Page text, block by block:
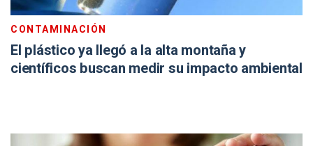
CONTAMINACIÓN
El plástico ya llegó a la alta montaña y
científicos buscan medir su impacto ambiental